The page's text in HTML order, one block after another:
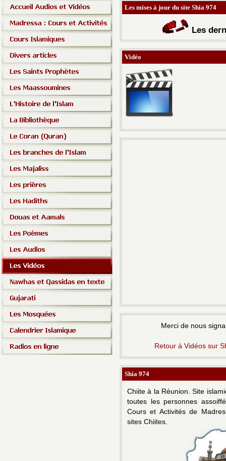
Les mises à jour du site Shia 974
Les d
Vidéo
Merci de nous
Retour à Vidéos sur
Shia 974
Chiite à la Réunion.Site
toutes les personnes
Cours et Activités de
sites Chiites.